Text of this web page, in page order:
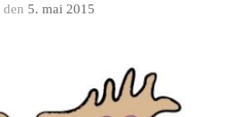
den 5. mai 2015